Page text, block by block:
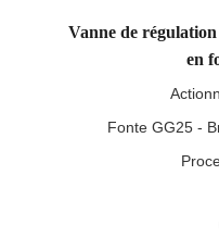
Vanne de
en
Fonte GG25 -